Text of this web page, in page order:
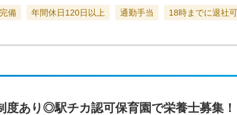
備 年間休日120日以上 通勤手当 18時までに退社
度あり◎駅チカ認可保育園で栄養士募集